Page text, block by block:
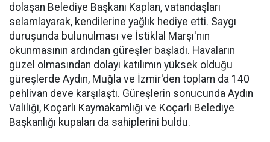
dolaşan Belediye Başkanı Kaplan, vatandaşları
selamlayarak, kendilerine yağlık hediye etti. Saygı
duruşunda bulunulması ve İstiklal Marşı'nın
okunmasının ardından güreşler başladı. Havaların
güzel olmasından dolayı katılımın yüksek olduğu
güreşlerde Aydın, Muğla ve İzmir'den toplam da 140
pehlivan deve karşılaştı. Güreşlerin sonucunda Aydın
Valiliği, Koçarlı Kaymakamlığı ve Koçarlı Belediye
Başkanlığı kupaları da sahiplerini buldu.